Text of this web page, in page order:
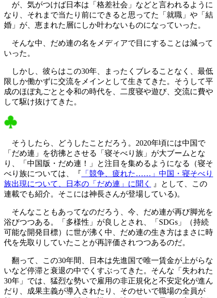
が、気がつけば日本は「格差社会」などと言われるように
なり、それまで当たり前にできると思ってた「就職」や「結
婚」が、恵まれた層にしか叶わないものになっていった。
そんな中、だめ連の名をメディアで目にすることは減って
いった。
しかし、彼らはこの30年、まったくブレることなく、最低
限しか働かずに交流をメインとして生きてきた。そうして平
成のほぼ丸ごとと令和の時代を、二度寝や遊び、交流に費や
して駆け抜けてきた。
そうしたら、どうしたことだろう。2020年頃には中国で
「だめ連」を彷彿とさせる「寝そべり族」が大ブームとな
り、「中国版・だめ連！」と注目を集めるようになる（寝そ
べり族については、『 「競争、疲れた……」中国・寝そべり
族出現について、日本の「だめ連」に聞く
』として、この
連載でも紹介。そこには神長さんが登場している)。
そんなこともあってなのだろう、今、だめ連が再び脚光を
浴びつつある。「多様性」が良しとされ、「SDGs」（持続
可能な開発目標）に世が沸く中、だめ連の生き方はまさに時
代を先取りしていたことが再評価されつつあるのだ。
翻って、この30年間、日本は先進国で唯一賃金が上がらな
いなど停滞と衰退の中でくすぶってきた。そんな「失われた
30年」では、猛烈な勢いで雇用の非正規化と不安定化が進ん
だり、成果主義が導入されたり、そのせいで職場の全員が